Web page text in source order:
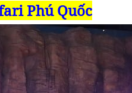
Phú Quốc